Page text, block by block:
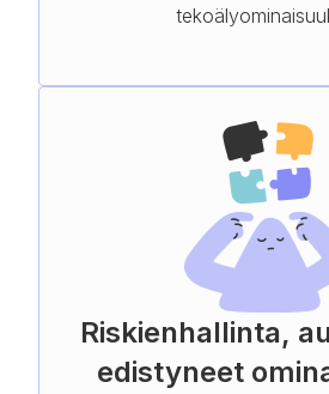
Riskienhallinta,
edistyneet